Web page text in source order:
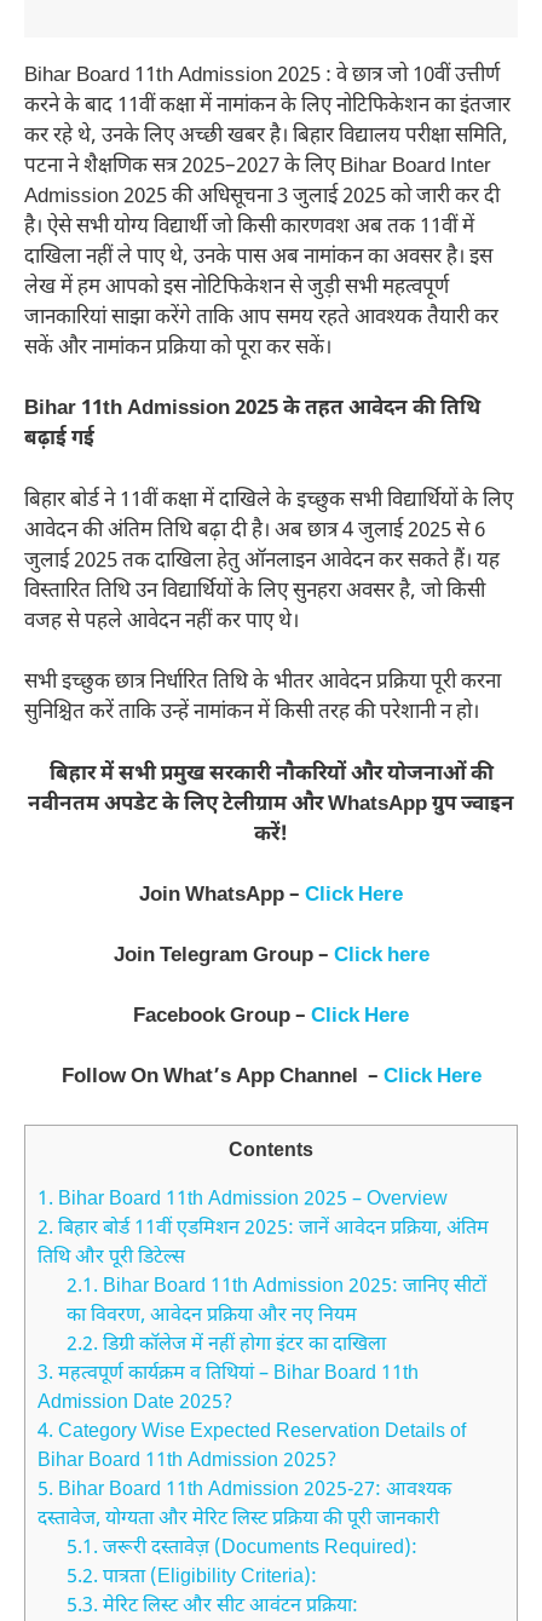
Bihar Board 11th Admission 2025 : वे छात्र जो 10वीं उत्तीर्ण
करने के बाद 11वीं कक्षा में नामांकन के लिए नोटिफिकेशन का इंतजार
कर रहे थे, उनके लिए अच्छी खबर है। बिहार विद्यालय परीक्षा समिति,
पटना ने शैक्षणिक सत्र 2025–2027 के लिए Bihar Board Inter
Admission 2025 की अधिसूचना 3 जुलाई 2025 को जारी कर दी
है। ऐसे सभी योग्य विद्यार्थी जो किसी कारणवश अब तक 11वीं में
दाखिला नहीं ले पाए थे, उनके पास अब नामांकन का अवसर है। इस
लेख में हम आपको इस नोटिफिकेशन से जुड़ी सभी महत्वपूर्ण
जानकारियां साझा करेंगे ताकि आप समय रहते आवश्यक तैयारी कर
सकें और नामांकन प्रक्रिया को पूरा कर सकें।
Bihar 11th Admission 2025 के तहत आवेदन की तिथि
बढ़ाई गई
बिहार बोर्ड ने 11वीं कक्षा में दाखिले के इच्छुक सभी विद्यार्थियों के लिए
आवेदन की अंतिम तिथि बढ़ा दी है। अब छात्र 4 जुलाई 2025 से 6
जुलाई 2025 तक दाखिला हेतु ऑनलाइन आवेदन कर सकते हैं। यह
विस्तारित तिथि उन विद्यार्थियों के लिए सुनहरा अवसर है, जो किसी
वजह से पहले आवेदन नहीं कर पाए थे।
सभी इच्छुक छात्र निर्धारित तिथि के भीतर आवेदन प्रक्रिया पूरी करना
सुनिश्चित करें ताकि उन्हें नामांकन में किसी तरह की परेशानी न हो।
बिहार में सभी प्रमुख सरकारी नौकरियों और योजनाओं की
नवीनतम अपडेट के लिए टेलीग्राम और WhatsApp ग्रुप ज्वाइन
करें!
Join WhatsApp – Click Here
Join Telegram Group – Click here
Facebook Group – Click Here
Follow On What’s App Channel – Click Here
Contents
1. Bihar Board 11th Admission 2025 – Overview
2. बिहार बोर्ड 11वीं एडमिशन 2025: जानें आवेदन प्रक्रिया, अंतिम
तिथि और पूरी डिटेल्स
2.1. Bihar Board 11th Admission 2025: जानिए सीटों
का विवरण, आवेदन प्रक्रिया और नए नियम
2.2. डिग्री कॉलेज में नहीं होगा इंटर का दाखिला
3. महत्वपूर्ण कार्यक्रम व तिथियां – Bihar Board 11th
Admission Date 2025?
4. Category Wise Expected Reservation Details of
Bihar Board 11th Admission 2025?
5. Bihar Board 11th Admission 2025-27: आवश्यक
दस्तावेज, योग्यता और मेरिट लिस्ट प्रक्रिया की पूरी जानकारी
5.1. जरूरी दस्तावेज़ (Documents Required):
5.2. पात्रता (Eligibility Criteria):
5.3. मेरिट लिस्ट और सीट आवंटन प्रक्रिया: